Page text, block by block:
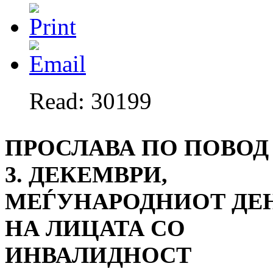
Read: 30199
ПРОСЛАВА ПО ПОВОД
3. ДЕКЕМВРИ,
МЕЃУНАРОДНИОТ
НА ЛИЦАТА СО
ИНВАЛИДНОСТ